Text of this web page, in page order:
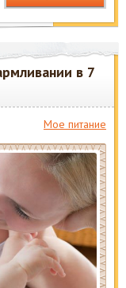
в 7
Мое питание